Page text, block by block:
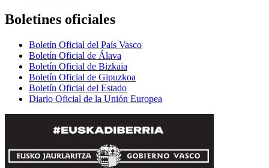
Boletines oficiales
Boletín Oficial del País Vasco
Boletín Oficial de Álava
Boletín Oficial de Bizkaia
Boletín Oficial de Gipuzkoa
Boletín Oficial del Estado
Diario Oficial de la Unión Europea